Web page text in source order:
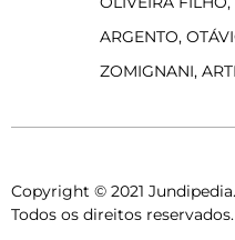
ARGENTO,
ZOMIGNANI,
Copyright © 2021 Jundipedia.
Todos os direitos reservados.